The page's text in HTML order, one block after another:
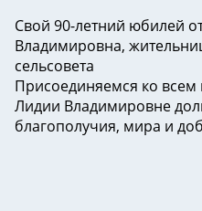
Свой 90-летний юбилей
Владимировна,
сельсовета
Присоединяемся ко
Лидии Владимировне
благополучия, мира и